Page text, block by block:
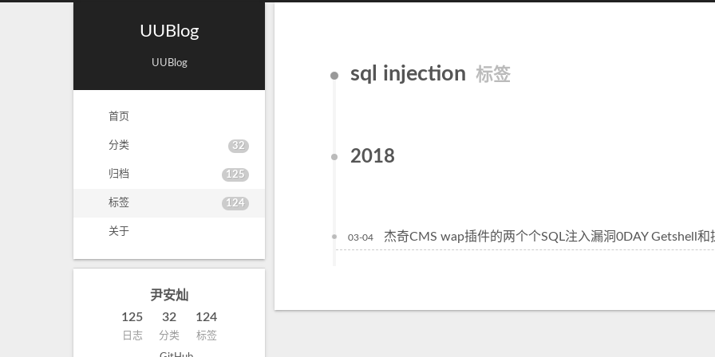
UUBlog
UUBlog
首页
分类 32
归档 125
标签 124
关于
尹安灿
125
日志
32
分类
124
标签
sql injection 标签
2018
03-04 杰奇CMS wap插件的两个个SQL注入漏洞0DAY Getshell和